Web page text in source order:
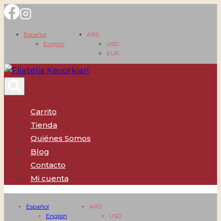
Saltar
contenido
Español
English
ARS
USD
EUR
Carrito
Tienda
Quiénes Somos
Blog
Contacto
Mi cuenta
Español
English
ARS
USD